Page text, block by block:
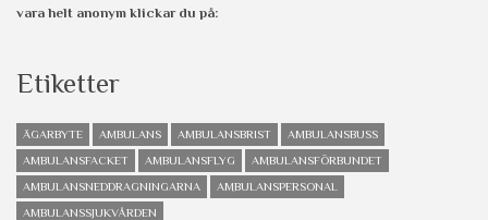
vara helt anonym klickar du på:
Etiketter
ÄGARBYTE AMBULANS AMBULANSBRIST
AMBULANSBUSS
AMBULANSFACKET
AMBULANSFLYG
AMBULANSFÖRBUNDET
AMBULANSNEDDRAGNINGARNA
AMBULANSPERSONAL
AMBULANSSJUKVÅRDEN